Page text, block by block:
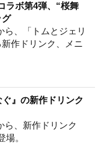
ラボ第4弾、“桜舞
グ
ら、「トムとジェリ
作ドリンク、メニ
』の新作ドリンク
ら、新作ドリンク
場。